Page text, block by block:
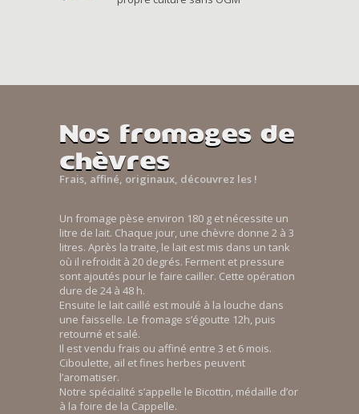
Nos fromages de
chèvres
Frais, affiné, originaux, découvrez les !
Un fromage pèse environ 180 g et nécessite un
litre de lait. Chaque jour, une chèvre donne 2 à 3
litres. Après la traite, le lait est mis dans un tank
où il refroidit à 20 degrés. Ferment et pressure
sont ajoutés pour le faire cailler. Cette opération
dure de 24 à 48 h.
Ensuite le lait caillé est moulé à la louche dans
une faisselle. Le fromage s’égoutte 12h, puis
retourné et salé.
Il est vendu frais ou affiné entre 3 et 6 mois.
Ciboulette, ail et fines herbes peuvent
l’aromatiser.
Notre spécialité s’appelle le Bicottin, médaille d’or
à la foire de la Cappelle.